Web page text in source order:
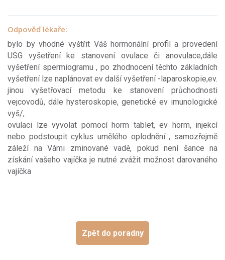
Odpověď lékaře:
bylo by vhodné vyštřit Váš hormonální profil a provedení
USG vyšetření ke stanovení ovulace či anovulace,dále
vyšetření spermiogramu , po zhodnocení těchto základních
vyšetření lze naplánovat ev další vyšetření -laparoskopie,ev.
jinou vyšetřovací metodu ke stanovení průchodnosti
vejcovodů, dále hysteroskopie, genetické ev imunologické
vyš/,
ovulaci lze vyvolat pomocí horm tablet, ev horm, injekcí
nebo podstoupit cyklus umělého oplodnění , samozřejmě
záleží na Vámi zminované vadě, pokud není šance na
získání vašeho vajíčka je nutné zvážit možnost darovaného
vajíčka
Zpět do poradny